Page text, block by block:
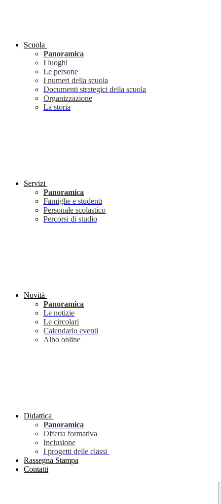
Scuola
Panoramica
I luoghi
Le persone
I numeri della scuola
Documenti strategici della scuola
Organizzazione
La storia
Servizi
Panoramica
Famiglie e studenti
Personale scolastico
Percorsi di studio
Novità
Panoramica
Le notizie
Le circolari
Calendario eventi
Albo online
Didattica
Panoramica
Offerta formativa
Inclusione
I progetti delle classi
Rassegna Stampa
Contatti